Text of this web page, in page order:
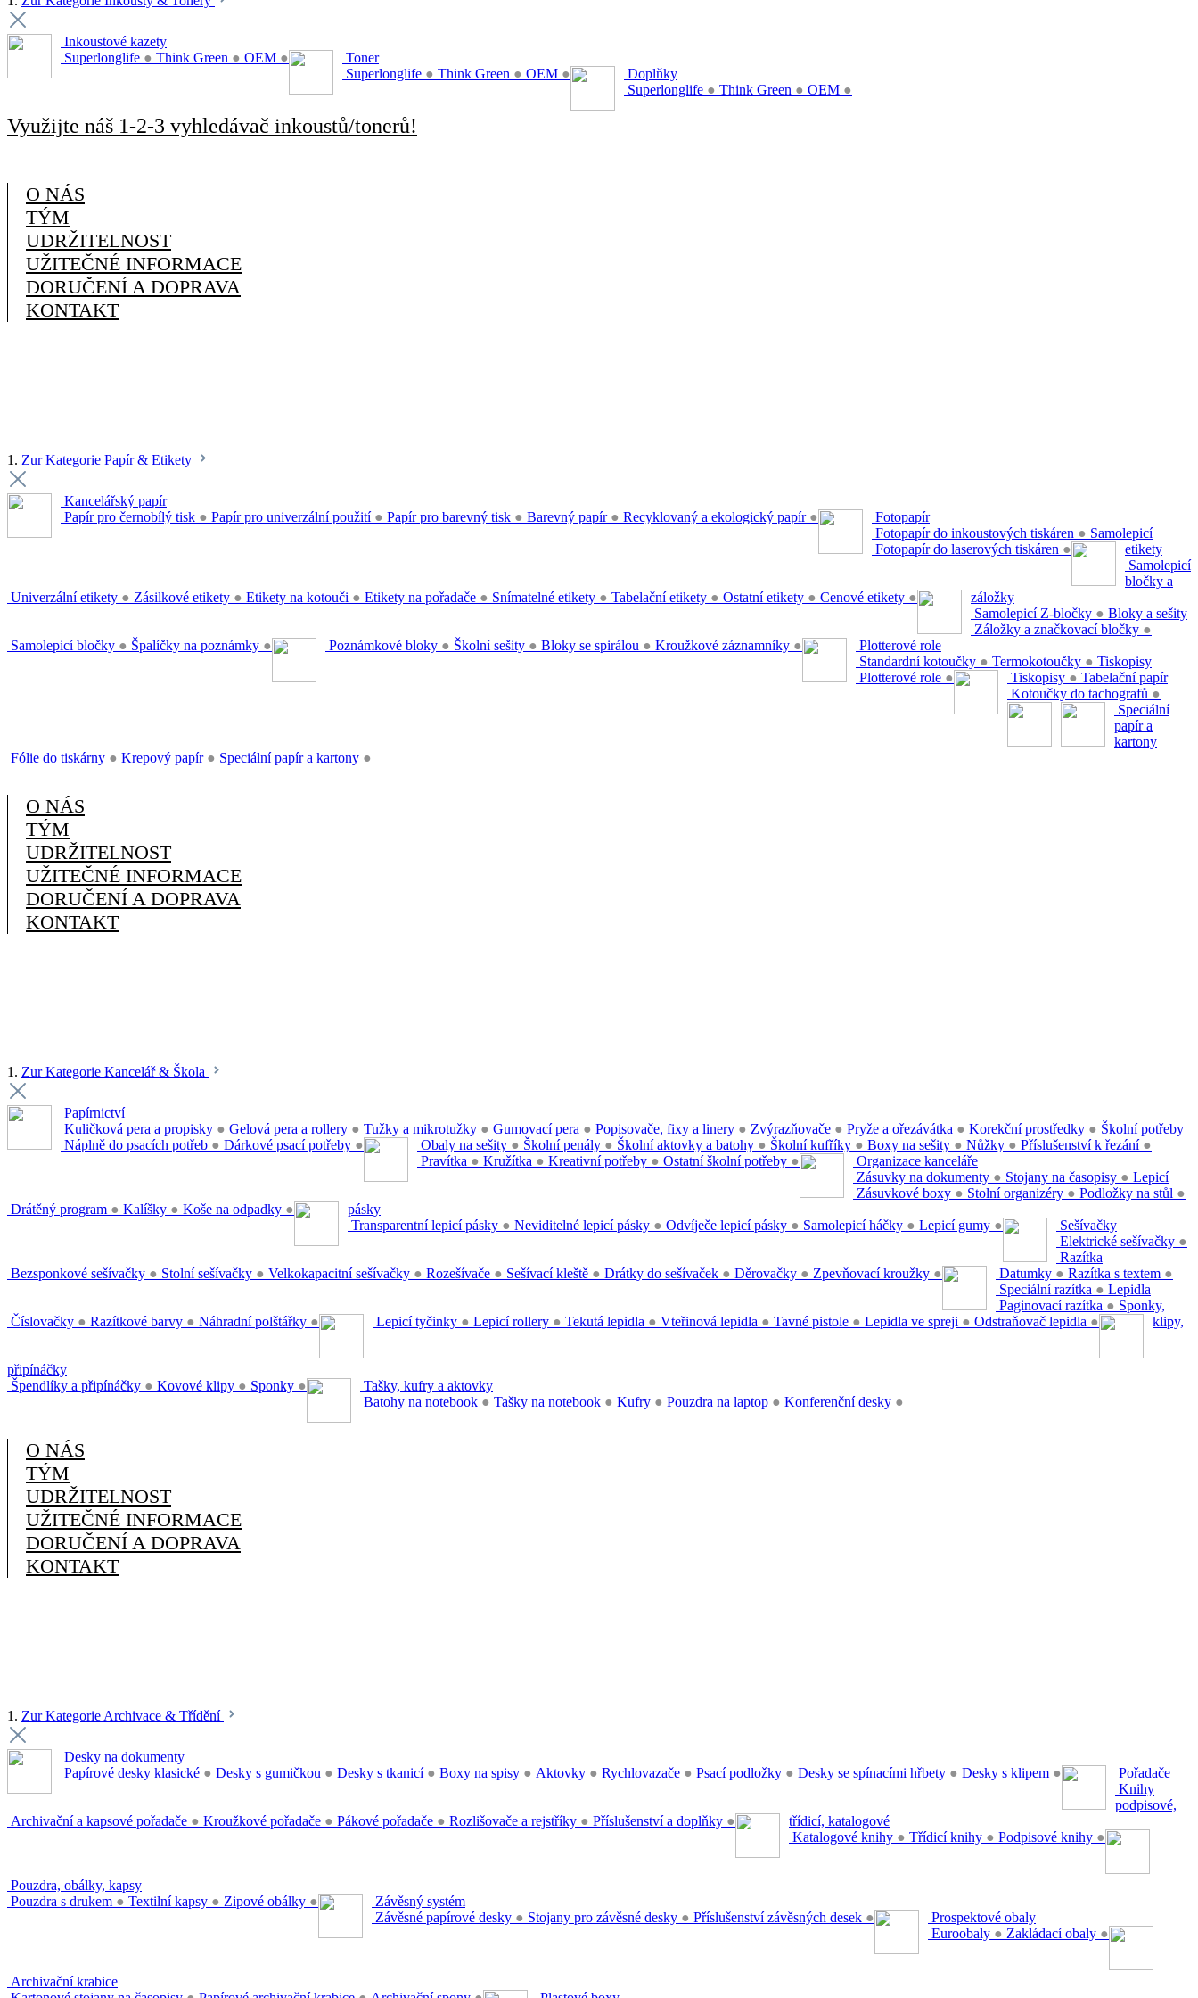
Inkoustové kazety
Superlonglife ● Think Green ● OEM ●
Toner
Superlonglife ● Think Green ● OEM ●
Doplňky
Superlonglife ● Think Green ● OEM ●
Využijte náš 1-2-3 vyhledávač inkoustů/tonerů!
O NÁS
TÝM
UDRŽITELNOST
UŽITEČNÉ INFORMACE
DORUČENÍ A DOPRAVA
KONTAKT
1. Zur Kategorie Papír & Etikety
Kancelářský papír
Papír pro černobílý tisk ● Papír pro univerzální použití ● Papír pro barevný tisk ● Barevný papír ● Recyklovaný a ekologický papír ●
Fotopapír
Fotopapír do inkoustových tiskáren ●
Fotopapír do laserových tiskáren ●
Samolepicí
etikety
Univerzální etikety ● Zásilkové etikety ● Etikety na kotouči ● Etikety na pořadače ● Snímatelné etikety ● Tabelační etikety ● Ostatní etikety ● Cenové etikety ●
Samolepicí
bločky a
záložky
Samolepicí Z-bločky ●
Záložky a značkovací bločky ●
Samolepicí bločky ● Špalíčky na poznámky ●
Bloky a sešity
Poznámkové bloky ● Školní sešity ● Bloky se spirálou ● Kroužkové záznamníky ●
Plotterové role
Standardní kotoučky ● Termokotoučky ●
Plotterové role ●
Tiskopisy
Tiskopisy ●
Kotoučky do tachografů ●
Tabelační papír
Speciální
papír a
kartony
Fólie do tiskárny ● Krepový papír ● Speciální papír a kartony ●
O NÁS
TÝM
UDRŽITELNOST
UŽITEČNÉ INFORMACE
DORUČENÍ A DOPRAVA
KONTAKT
1. Zur Kategorie Kancelář & Škola
Papírnictví
Kuličková pera a propisky ● Gelová pera a rollery ● Tužky a mikrotužky ● Gumovací pera ● Popisovače, fixy a linery ● Zvýrazňovače ● Pryže a ořezávátka ● Korekční prostředky ●
Náplně do psacích potřeb ● Dárkové psací potřeby ●
Školní potřeby
Obaly na sešity ● Školní penály ● Školní aktovky a batohy ● Školní kufříky ● Boxy na sešity ● Nůžky ● Příslušenství k řezání ●
Pravítka ● Kružítka ● Kreativní potřeby ● Ostatní školní potřeby ●
Organizace kanceláře
Zásuvky na dokumenty ● Stojany na časopisy ●
Zásuvkové boxy ● Stolní organizéry ● Podložky na stůl ●
Drátěný program ● Kalíšky ● Koše na odpadky ●
Lepicí
pásky
Transparentní lepicí pásky ● Neviditelné lepicí pásky ● Odvíječe lepicí pásky ● Samolepicí háčky ● Lepicí gumy ●
Sešívačky
Elektrické sešívačky ●
Bezsponkové sešívačky ● Stolní sešívačky ● Velkokapacitní sešívačky ● Rozešívače ● Sešívací kleště ● Drátky do sešívaček ● Děrovačky ● Zpevňovací kroužky ●
Razítka
Datumky ● Razítka s textem ●
Speciální razítka ●
Paginovací razítka ●
Číslovačky ● Razítkové barvy ● Náhradní polštářky ●
Lepidla
Lepicí tyčinky ● Lepicí rollery ● Tekutá lepidla ● Vteřinová lepidla ● Tavné pistole ● Lepidla ve spreji ● Odstraňovač lepidla ●
Sponky,
klipy,
připínáčky
Špendlíky a připínáčky ● Kovové klipy ● Sponky ●
Tašky, kufry a aktovky
Batohy na notebook ● Tašky na notebook ● Kufry ● Pouzdra na laptop ● Konferenční desky ●
O NÁS
TÝM
UDRŽITELNOST
UŽITEČNÉ INFORMACE
DORUČENÍ A DOPRAVA
KONTAKT
1. Zur Kategorie Archivace & Třídění
Desky na dokumenty
Papírové desky klasické ● Desky s gumičkou ● Desky s tkanicí ● Boxy na spisy ● Aktovky ● Rychlovazače ● Psací podložky ● Desky se spínacími hřbety ● Desky s klipem ● Pořadače
Archivační a kapsové pořadače ● Kroužkové pořadače ● Pákové pořadače ● Rozlišovače a rejstříky ● Příslušenství a doplňky ●
Knihy
podpisové,
třídicí, katalogové
Katalogové knihy ● Třídicí knihy ● Podpisové knihy ●
Pouzdra, obálky, kapsy
Pouzdra s drukem ● Textilní kapsy ● Zipové obálky ●
Závěsný systém
Závěsné papírové desky ● Stojany pro závěsné desky ● Příslušenství závěsných desek ●
Prospektové obaly
Euroobaly ● Zakládací obaly ●
Archivační krabice